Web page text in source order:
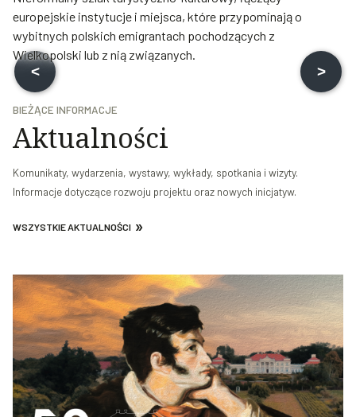
< >
Muzeum Pałac w Rogalinie
WIELKOPOLSKA
europejskie instytucje i miejsca, które przypominają o
wybitnych polskich emigrantach pochodzących z
Wielkopolski lub z nią związanych.
BIEŻĄCE INFORMACJE
Aktualności
Komunikaty, wydarzenia, wystawy, wykłady, spotkania i wizyty.
Informacje dotyczące rozwoju projektu oraz nowych inicjatyw.
WSZYSTKIE AKTUALNOŚCI